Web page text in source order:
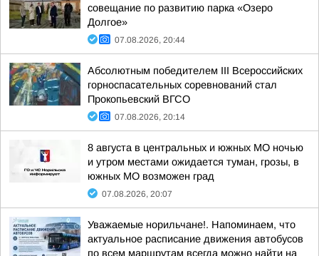
совещание по развитию парка «Озеро
Долгое»
07.08.2026, 20:44
Абсолютным победителем III Всероссийских
горноспасательных соревнований стал
Прокопьевский ВГСО
07.08.2026, 20:14
8 августа в центральных и южных МО ночью
и утром местами ожидается туман, грозы, в
южных МО возможен град
07.08.2026, 20:07
Уважаемые норильчане!. Напоминаем, что
актуальное расписание движения автобусов
по всем маршрутам всегда можно найти на